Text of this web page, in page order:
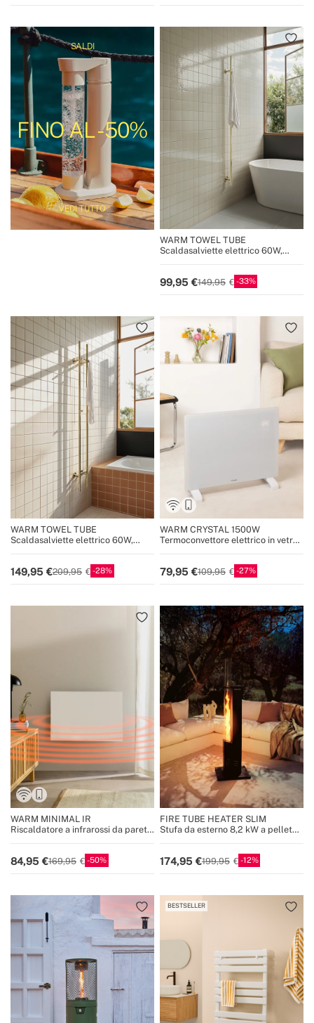
SALDI
FINO AL -50%
VEDI TUTTO
WARM TOWEL TUBE
Scaldasalviette elettrico 60W,
99,95 149,95 33
WARM TOWEL TUBE
Scaldasalviette elettrico 60W,
149,95 209,95 28
WARM CRYSTAL 1500W
Termoconvettore elettrico in vetro
79,95 109,95 27
WARM MINIMAL IR
Riscaldatore a infrarossi da parete
84,95 169,95 50
FIRE TUBE HEATER SLIM
Stufa da esterno 8,2 kW a pellet
174,95 199,95 12
BESTSELLER